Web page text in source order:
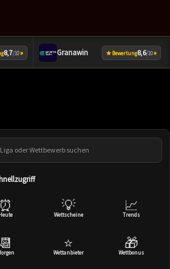
8,7/10» Granawin ★Bewertung8,6/10»
Liga oder Wettbewerb suchen
⏰ 💡
Wettscheine
📈
Trends
📆 ⭐
Wettanbieter
🎁
Wettbonus